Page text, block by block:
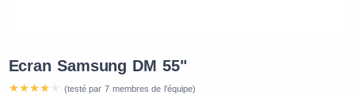
Ecran Samsung DM 55"
(testé par 7 membres de l'équipe)